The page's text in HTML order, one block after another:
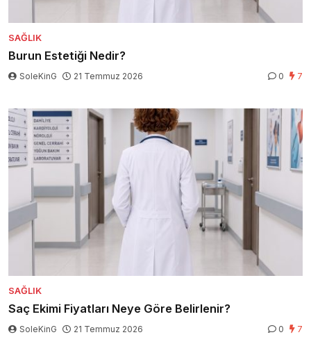
SAĞLIK
Burun Estetiği Nedir?
SoleKinG 21 Temmuz 2026 0 7
SAĞLIK
Saç Ekimi Fiyatları Neye Göre Belirlenir?
SoleKinG 21 Temmuz 2026 0 7